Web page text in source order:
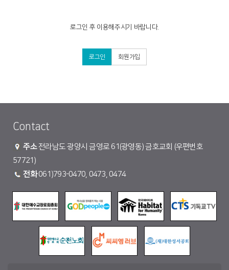
로그인 후 이용해주시기 바랍니다.
로그인 회원가입
Contact
주소전라남도 광양시 금영로 61(광영동) 금호교회 (우편번호
57721)
전화061)793-0470, 0473, 0474